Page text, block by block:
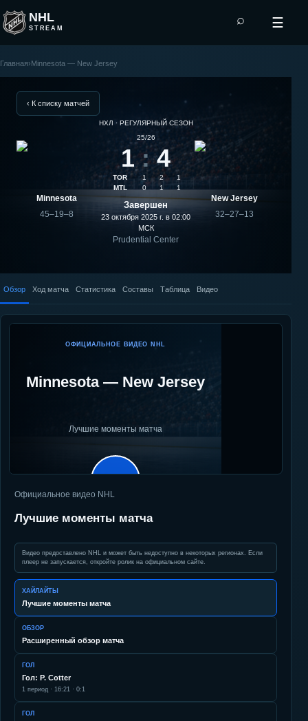
NHL
STREAM
⌕ ☰
New
Jersey
результат
матча
Главная›Minnesota — New Jersey
‹ К списку матчей
Minnesota
45–19–8
НХЛ · РЕГУЛЯРНЫЙ СЕЗОН
25/26
1 : 4
TOR 1 2
1
MTL
0 1 1
Завершен
23 октября 2025 г. в 02:00
МСК
Prudential Center
New Jersey
32–27–13
Обзор Ход матча Статистика Составы Таблица Видео
ОФИЦИАЛЬНОЕ ВИДЕО NHL
Minnesota— New Jersey
Лучшие моменты матча
▶
Официальное видео NHL
Лучшие моменты матча
Видео предоставлено NHL и может быть недоступно в некоторых регионах. Если
плеер не запускается, откройте ролик на официальном сайте.
ХАЙЛАЙТЫ
Лучшие моменты матча
ОБЗОР
Расширенный обзор матча
ГОЛ
Гол: P. Cotter
1 период · 16:21 · 0:1
ГОЛ